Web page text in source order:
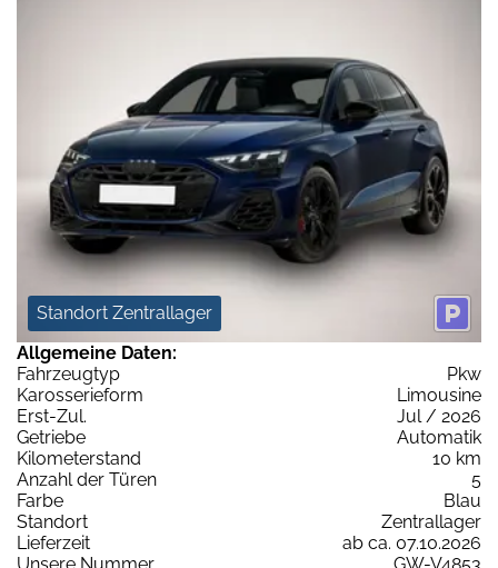
Standort Zentrallager
Allgemeine Daten:
Fahrzeugtyp
Pkw
Karosserieform
Limousine
Erst-Zul.
Jul / 2026
Getriebe
Automatik
Kilometerstand
10 km
Anzahl der Türen
5
Farbe
Blau
Standort
Zentrallager
Lieferzeit
ab ca. 07.10.2026